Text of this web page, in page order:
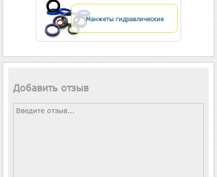
Манжеты гидравлические
Добавить отзыв